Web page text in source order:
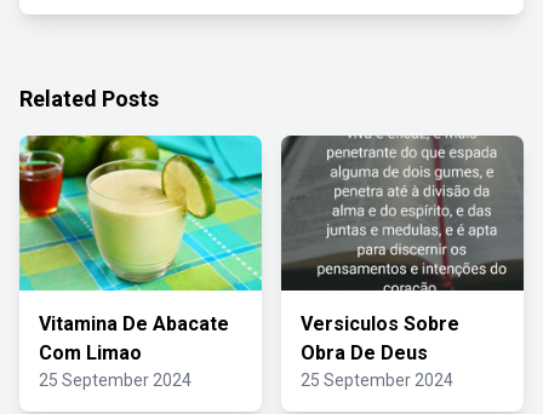
Related Posts
Vitamina De Abacate
Com Limao
25 September 2024
Versiculos Sobre
Obra De Deus
25 September 2024